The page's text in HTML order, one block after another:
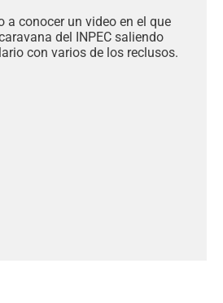
a conocer un video en el que
del INPEC saliendo
con varios de los reclusos.